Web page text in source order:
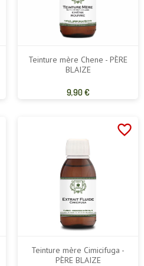
Teinture mère Chene - PÈRE
BLAIZE
Prix
9,90 €
favorite_border
Teinture mère Cimicifuga -
PÈRE BLAIZE